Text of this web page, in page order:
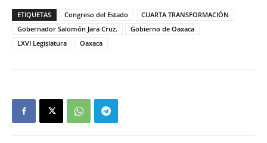
ETIQUETAS Congreso del Estado
CUARTA TRANSFORMACIÓN
Gobernador Salomón Jara Cruz.
Gobierno de Oaxaca
LXVI Legislatura
Oaxaca